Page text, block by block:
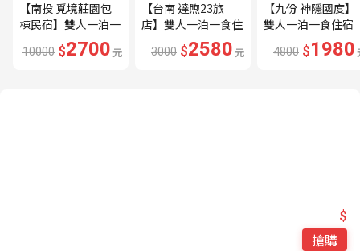
【南投 覓境莊園包
棟民宿】雙人一泊一
食住宿券---🔥平日
贈下午茶、兩張券即
10000 $2700元
【台南 達煦23旅
店】雙人一泊一食住
宿券---🔥近海安路
商圈🔥
3000 $2580元
【九份 神隱國度】
雙人一泊一食住宿
券---🔥隱身山城的
秘境住宿🔥
4800 $1980
$
搶購